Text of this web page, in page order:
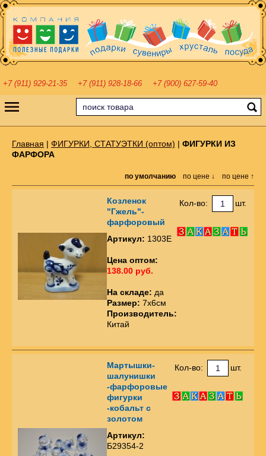
+7 (911) 929-21-35 +7 (911) 928-18-66 +7 (900) 627-59-40
Главная | ФИГУРКИ, СТАТУЭТКИ (оптом) | ФИГУРКИ ИЗ
ФАРФОРА
по умолчанию по цене ↓ по цене ↑
Козленок
"Гжель"-
фарфоровый
Артикул: 1303Е
Цена оптом:
138.00 руб.
На складе: да
Размер: 7х6см
Производитель:
Китай
Кол-во: шт.
Мартышки-
шалунишки
-фарфоровые
фигурки
-кобальт с
золотом
Артикул:
Б29354-2
Кол-во: шт.